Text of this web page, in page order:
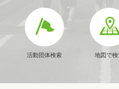
活動団体検索 地図で検